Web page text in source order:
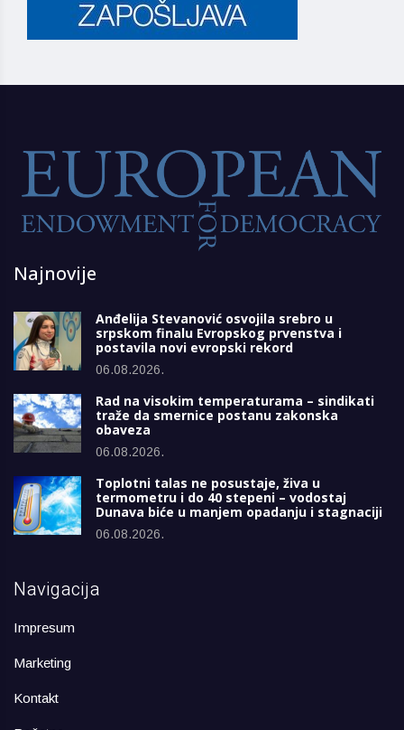
Najnovije
Anđelija Stevanović osvojila srebro u
srpskom finalu Evropskog prvenstva i
postavila novi evropski rekord
06.08.2026.
Rad na visokim temperaturama – sindikati
traže da smernice postanu zakonska
obaveza
06.08.2026.
Toplotni talas ne posustaje, živa u
termometru i do 40 stepeni – vodostaj
Dunava biće u manjem opadanju i stagnaciji
06.08.2026.
Navigacija
Impresum
Marketing
Kontakt